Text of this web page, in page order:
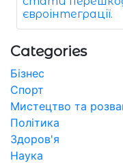
євроінтеграції.
Categories
Бізнес
Спорт
Мистецтво та
Політика
Здоров'я
Наука